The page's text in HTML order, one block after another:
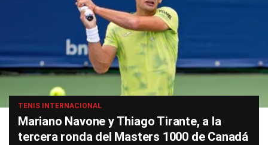
TENIS INTERNACIONAL
Mariano Navone y Thiago Tirante, a la
tercera ronda del Masters 1000 de Canadá